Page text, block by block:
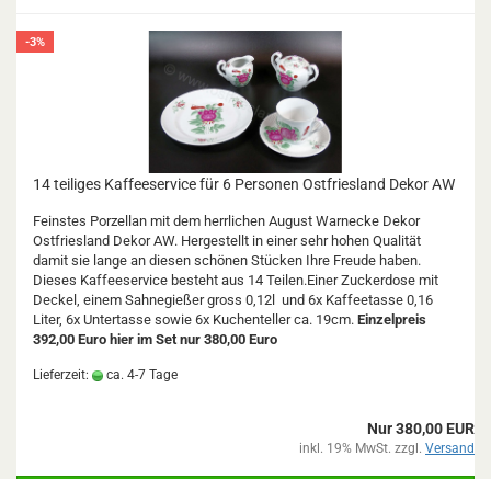
-3%
14 teiliges Kaffeeservice für 6 Personen Ostfriesland Dekor AW
Feinstes Porzellan mit dem herrlichen August Warnecke Dekor
Ostfriesland Dekor AW. Hergestellt in einer sehr hohen Qualität
damit sie lange an diesen schönen Stücken Ihre Freude haben.
Dieses Kaffeeservice besteht aus 14 Teilen.Einer Zuckerdose mit
Deckel, einem Sahnegießer gross 0,12l und 6x Kaffeetasse 0,16
Liter, 6x Untertasse sowie 6x Kuchenteller ca. 19cm. Einzelpreis
392,00 Euro hier im Set nur 380,00 Euro
Lieferzeit: ca. 4-7 Tage
Nur 380,00 EUR
inkl. 19% MwSt. zzgl. Versand